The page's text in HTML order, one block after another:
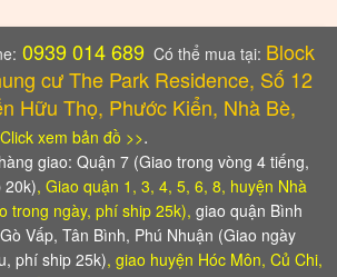
0939 014 689 Có thể mua tại: Block
cư The Park Residence, Số 12
Hữu Thọ, Phước Kiển, Nhà Bè,
Click xem bản đồ >>.
giao: Quận 7 (Giao trong vòng 4 tiếng,
20k), Giao quận 1, 3, 4, 5, 6, 8, huyện Nhà
trong ngày, phí ship 25k), giao quận Bình
Vấp, Tân Bình, Phú Nhuận (Giao ngày
phí ship 25k), giao huyện Hóc Môn, Củ Chi,